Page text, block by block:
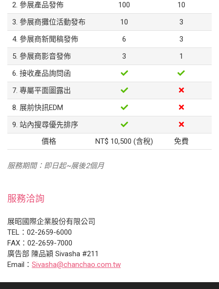
2. 參展產品發佈
100
10
3. 參展商攤位活動發布
10
3
4. 參展商新聞稿發佈
6
3
5. 參展商影音發佈
3
1
6. 接收產品詢問函
7. 專屬平面圖露出
8. 展前快訊EDM
9. 站內搜尋優先排序
價格
NT$ 10,500 (含稅) 免費
服務期間：即日起~展後2個月
服務洽詢
展昭國際企業股份有限公司
TEL：02-2659-6000
FAX：02-2659-7000
廣告部 陳品穎 Sivasha #211
Email： Sivasha@chanchao.com.tw